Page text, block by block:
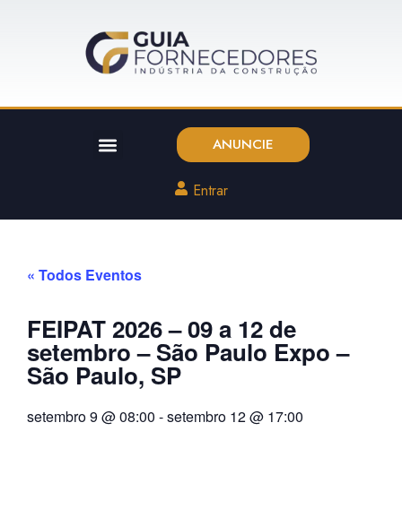
ANUNCIE
Entrar
« Todos Eventos
FEIPAT 2026 – 09 a 12 de
setembro – São Paulo Expo –
São Paulo, SP
setembro 9 @08:00 -setembro 12@ 17:00